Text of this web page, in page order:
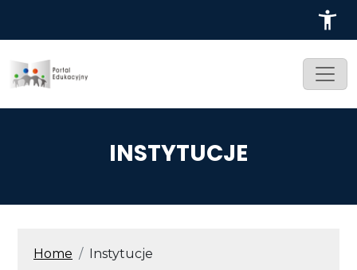
INSTYTUCJE
ŚCIEŻKA NAWIGACYJNA
Home Instytucje